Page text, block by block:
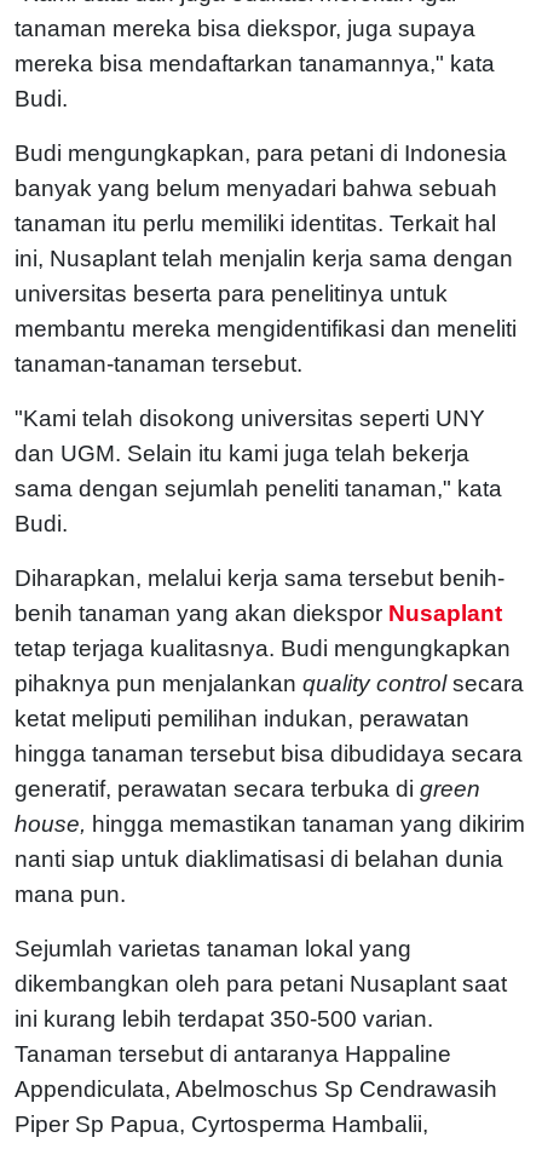
tanaman mereka bisa diekspor, juga supaya
mereka bisa mendaftarkan tanamannya," kata
Budi.
Budi mengungkapkan, para petani di Indonesia
banyak yang belum menyadari bahwa sebuah
tanaman itu perlu memiliki identitas. Terkait hal
ini, Nusaplant telah menjalin kerja sama dengan
universitas beserta para penelitinya untuk
membantu mereka mengidentifikasi dan meneliti
tanaman-tanaman tersebut.
"Kami telah disokong universitas seperti UNY
dan UGM. Selain itu kami juga telah bekerja
sama dengan sejumlah peneliti tanaman," kata
Budi.
Diharapkan, melalui kerja sama tersebut benih-
benih tanaman yang akan diekspor Nusaplant
tetap terjaga kualitasnya. Budi mengungkapkan
pihaknya pun menjalankan quality controlsecara
ketat meliputi pemilihan indukan, perawatan
hingga tanaman tersebut bisa dibudidaya secara
generatif, perawatan secara terbuka di green
house, hingga memastikan tanaman yang dikirim
nanti siap untuk diaklimatisasi di belahan dunia
mana pun.
Sejumlah varietas tanaman lokal yang
dikembangkan oleh para petani Nusaplant saat
ini kurang lebih terdapat 350-500 varian.
Tanaman tersebut di antaranya Happaline
Appendiculata, Abelmoschus Sp Cendrawasih
Piper Sp Papua, Cyrtosperma Hambalii,